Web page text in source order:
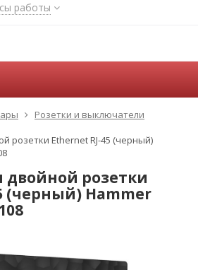
работы
Розетки и выключатели
розетки Еthernet RJ-45 (черный)
двойной розетки
(черный) Hammer